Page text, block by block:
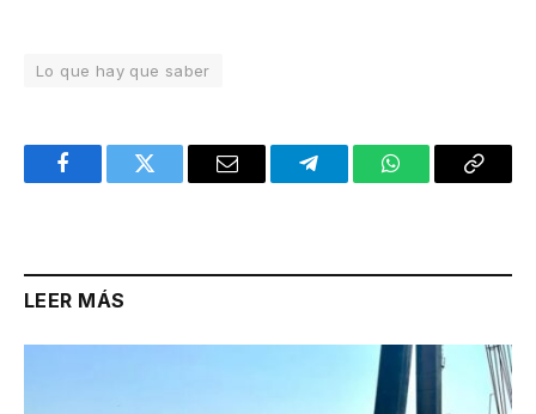
Lo que hay que saber
FacebookTwitter Email TelegramWhatsAppCopy
LEER MÁS